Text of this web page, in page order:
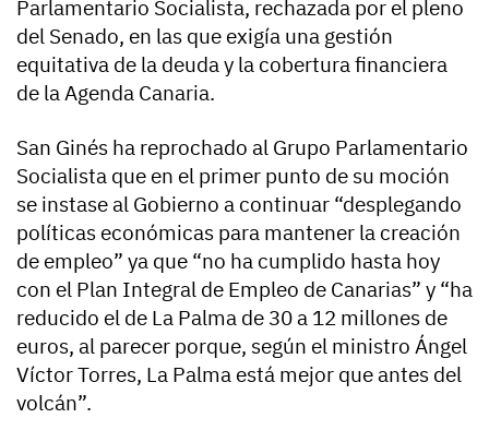
Parlamentario Socialista, rechazada por el pleno
del Senado, en las que exigía una gestión
equitativa de la deuda y la cobertura financiera
de la Agenda Canaria.
San Ginés ha reprochado al Grupo Parlamentario
Socialista que en el primer punto de su moción
se instase al Gobierno a continuar “desplegando
políticas económicas para mantener la creación
de empleo” ya que “no ha cumplido hasta hoy
con el Plan Integral de Empleo de Canarias” y “ha
reducido el de La Palma de 30 a 12 millones de
euros, al parecer porque, según el ministro Ángel
Víctor Torres, La Palma está mejor que antes del
volcán”.